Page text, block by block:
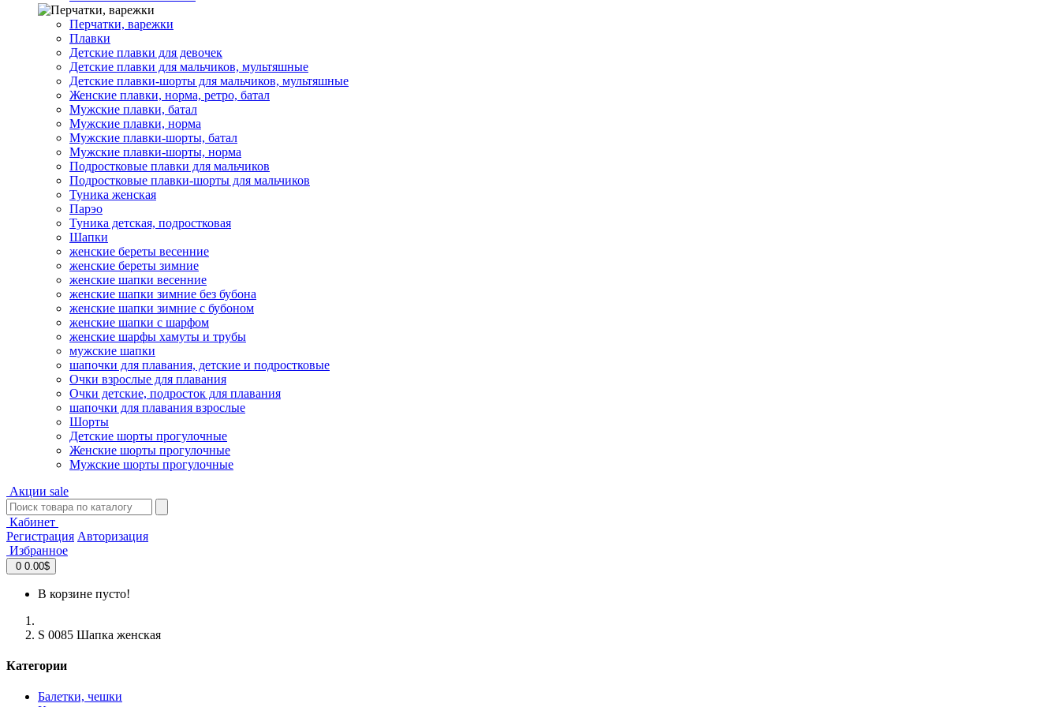
Перчатки, варежки
Плавки
Детские плавки для девочек
Детские плавки для мальчиков, мультяшные
Детские плавки-шорты для мальчиков, мультяшные
Женские плавки, норма, ретро, батал
Мужские плавки, батал
Мужские плавки, норма
Мужские плавки-шорты, батал
Мужские плавки-шорты, норма
Подростковые плавки для мальчиков
Подростковые плавки-шорты для мальчиков
Туникa женская
Парэо
Туника детская, подростковая
Шапки
женские береты весенние
женские береты зимние
женские шапки весенние
женские шапки зимние без бубона
женские шапки зимние с бубоном
женские шапки с шарфом
женские шарфы хамуты и трубы
мужские шапки
шапочки для плавания, детские и подростковые
Очки взрослые для плавания
Очки детские, подросток для плавания
шапочки для плавания взрослые
Шорты
Детские шорты прогулочные
Женские шорты прогулочные
Мужские шорты прогулочные
Акции sale
Кабинет
Регистрация Авторизация
Избранное
0 0.00$
В корзине пусто!
S 0085 Шапка женская
Категории
Балетки, чешки